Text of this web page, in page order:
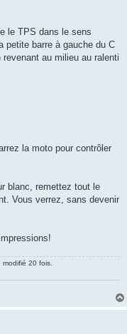
le TPS dans le sens
petite barre à gauche du C
au milieu au ralenti
la moto pour contrôler
blanc, remettez tout le
Vous verrez, sans devenir
modifié 20 fois.